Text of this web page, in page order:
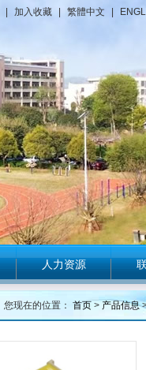
加入收藏 繁體中文
人力资源
您现在的位置： 首页 > 产品信息